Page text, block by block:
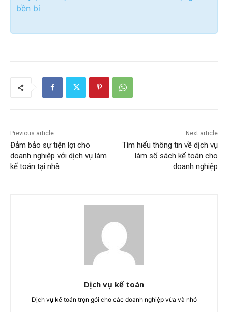
bền bỉ
Previous article
Đảm bảo sự tiện lợi cho
doanh nghiệp với dịch vụ làm
kế toán tại nhà
Next article
Tìm hiểu thông tin về dịch vụ
làm sổ sách kế toán cho
doanh nghiệp
Dịch vụ kế toán
Dịch vụ kế toán trọn gói cho các doanh nghiệp vừa và nhỏ